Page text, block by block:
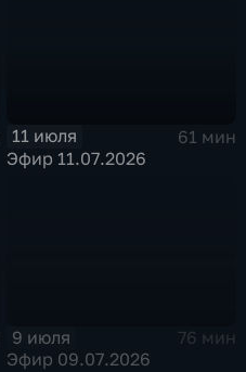
11 июля
61 мин
Эфир 11.07.2026
9 июля
76 мин
Эфир 09.07.2026